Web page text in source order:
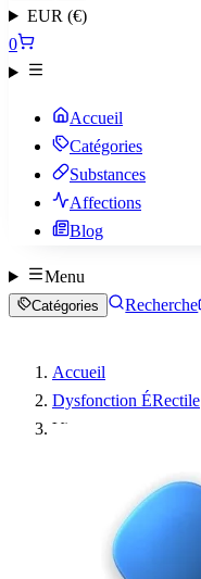
EUR (€)
0
Accueil
Catégories
Substances
Affections
Blog
Menu
Catégories Recherche
Accueil
Dysfonction ÉRectile
Viagra